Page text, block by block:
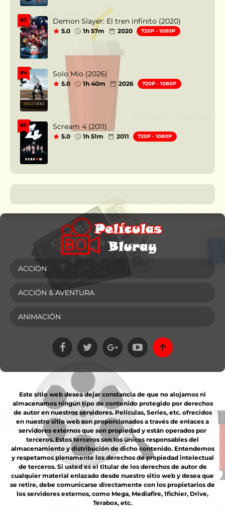
#3 Demon Slayer: El tren infinito (2020)
5.0 1h 57m 2020 720P - 1080P
#4 Solo Mio (2026)
5.0 1h 40m 2026 720P - 1080P
#5 Scream 4 (2011)
5.0 1h 51m 2011 720P - 1080P
ACCIÓN
ACCIÓN & AVENTURA
ANIMACIÓN
Este sitio web desea dejar constancia de que no alojamos ni
almacenamos ningún tipo de contenido protegido por derechos
de autor en nuestros servidores. Películas, Series, etc. ofrecidos
en nuestro sitio web son proporcionados a través de enlaces a
servidores externos que son propiedad y están operados por
terceros. Estos terceros son los únicos responsables del
almacenamiento y distribución de dicho contenido. Entendemos
y respetamos plenamente los derechos de propiedad intelectual
de terceros. Si usted es el titular de los derechos de autor de
cualquier material enlazado desde nuestro sitio web y desea que
se retire, debe comunicarse directamente con los propietarios de
los servidores externos, como Mega, Mediafire, 1fichier, Drive,
Terabox, etc.